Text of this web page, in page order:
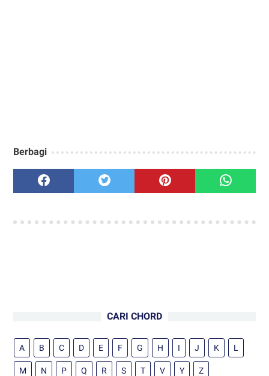
Berbagi
CARI CHORD
A B C D E F G H I J K L
M N P Q R S T V Y Z